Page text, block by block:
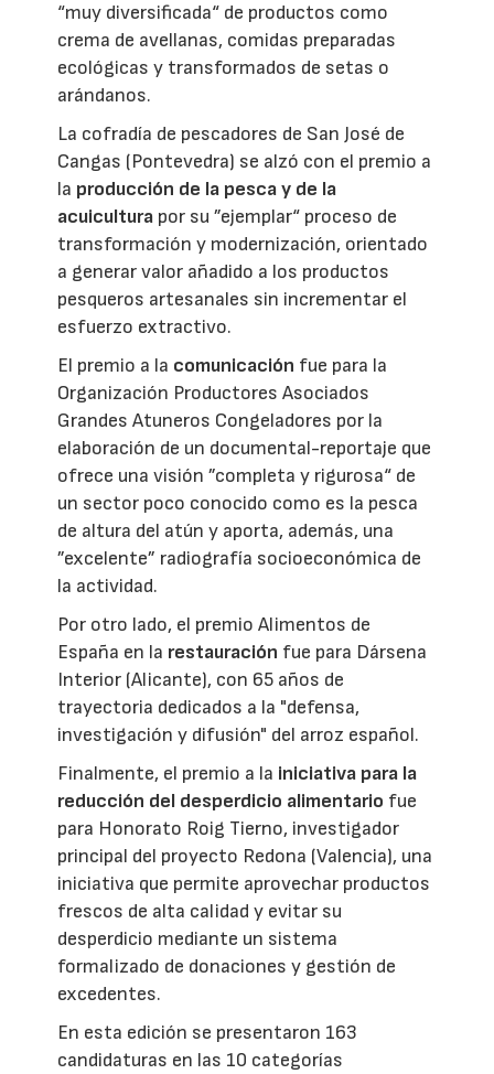
“muy diversificada“ de productos como
crema de avellanas, comidas preparadas
ecológicas y transformados de setas o
arándanos.
La cofradía de pescadores de San José de
Cangas (Pontevedra) se alzó con el premio a
la producción de la pesca y de la
acuicultura por su ”ejemplar“ proceso de
transformación y modernización, orientado
a generar valor añadido a los productos
pesqueros artesanales sin incrementar el
esfuerzo extractivo.
El premio a la comunicación fue para la
Organización Productores Asociados
Grandes Atuneros Congeladores por la
elaboración de un documental-reportaje que
ofrece una visión ”completa y rigurosa“ de
un sector poco conocido como es la pesca
de altura del atún y aporta, además, una
”excelente” radiografía socioeconómica de
la actividad.
Por otro lado, el premio Alimentos de
España en la restauración fue para Dársena
Interior (Alicante), con 65 años de
trayectoria dedicados a la "defensa,
investigación y difusión" del arroz español.
Finalmente, el premio a la iniciativa para la
reducción del desperdicio alimentario fue
para Honorato Roig Tierno, investigador
principal del proyecto Redona (Valencia), una
iniciativa que permite aprovechar productos
frescos de alta calidad y evitar su
desperdicio mediante un sistema
formalizado de donaciones y gestión de
excedentes.
En esta edición se presentaron 163
candidaturas en las 10 categorías